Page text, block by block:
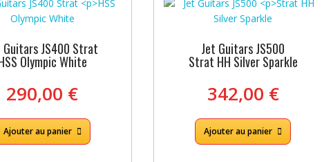
Guitars JS400 Strat
Olympic White
290,00 €
Ajouter au panier
Jet Guitars JS500
Strat HH Silver Sparkle
342,00 €
Ajouter au panier